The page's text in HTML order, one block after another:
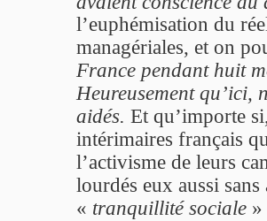
l’euphémisation du
managériales, et on
France pendant huit
Heureusement qu’ici,
aidés. Et qu’importe
intérimaires français
l’activisme de leurs
lourdés eux aussi
« tranquillité sociale